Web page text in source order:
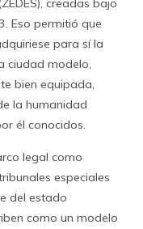
creadas bajo
Eso permitió que
para sí la
ciudad modelo,
bien equipada,
la humanidad
él conocidos.
legal como
especiales
del estado
como un modelo